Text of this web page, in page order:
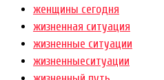
женщины сегодня
жизненная ситуация
жизненные ситуации
жизненныеситуации